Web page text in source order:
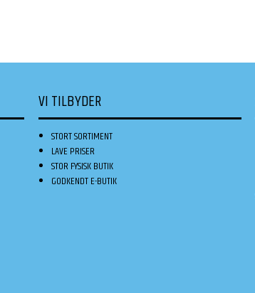
VI TILBYDER
STORT SORTIMENT
LAVE PRISER
STOR FYSISK BUTIK
GODKENDT E-BUTIK